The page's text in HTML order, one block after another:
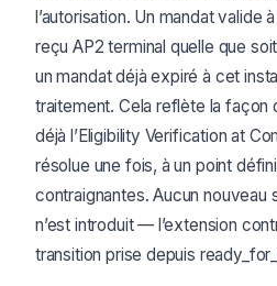
l’autorisation. Un mandat valide
reçu AP2 terminal quelle que
un mandat déjà expiré à cet
traitement. Cela reflète la façon
déjà l’Eligibility Verification at
résolue une fois, à un point
contraignantes. Aucun
n’est introduit — l’extension
transition prise depuis